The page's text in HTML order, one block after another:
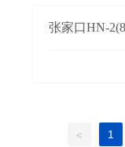
张家口HN-
< 1